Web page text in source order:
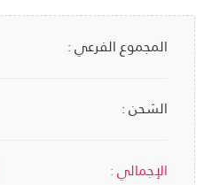
المجموع الفرعي :
الشحن :
الإجمالي :